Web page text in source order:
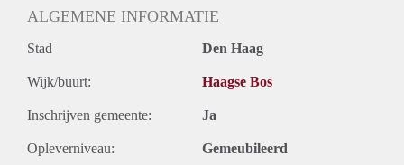
ALGEMENE INFORMATIE
Stad Den Haag
Wijk/buurt: Haagse Bos
Inschrijven gemeente: Ja
Opleverniveau: Gemeubileerd